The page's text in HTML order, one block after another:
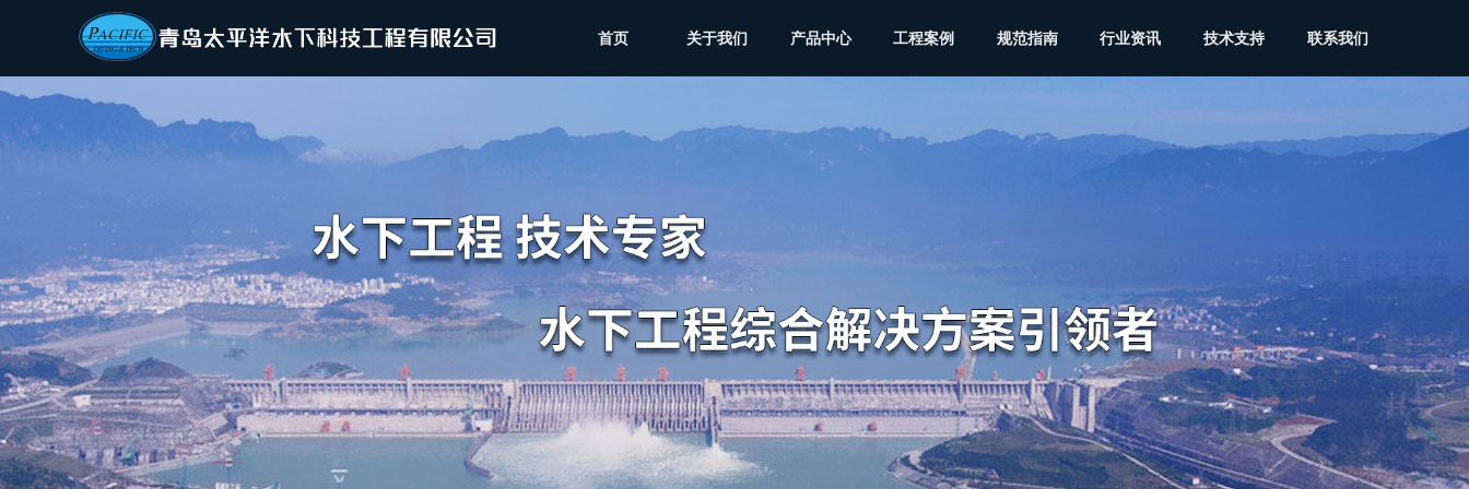
首页 关于我们 产品中心 工程案例 规范指南 行业资讯 技术支持 联系我们